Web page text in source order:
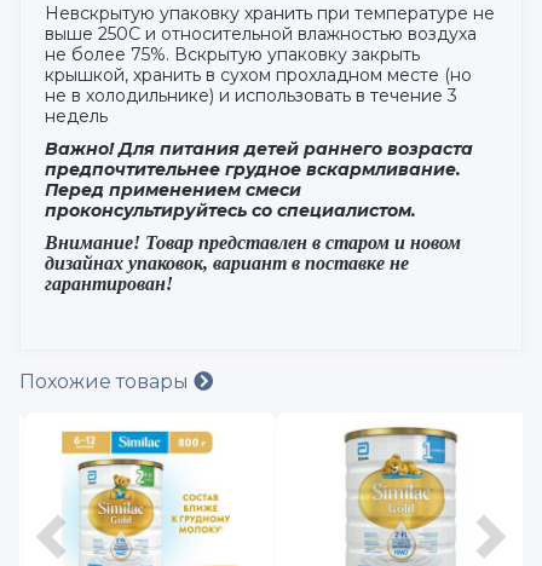
Невскрытую упаковку хранить при температуре не
выше 250С и относительной влажностью воздуха
не более 75%. Вскрытую упаковку закрыть
крышкой, хранить в сухом прохладном месте (но
не в холодильнике) и использовать в течение 3
недель
Важно! Для питания детей раннего возраста
предпочтительнее грудное вскармливание.
Перед применением смеси
проконсультируйтесь со специалистом.
Внимание! Товар представлен в старом и новом
дизайнах упаковок, вариант в поставке не
гарантирован!
Похожие товары